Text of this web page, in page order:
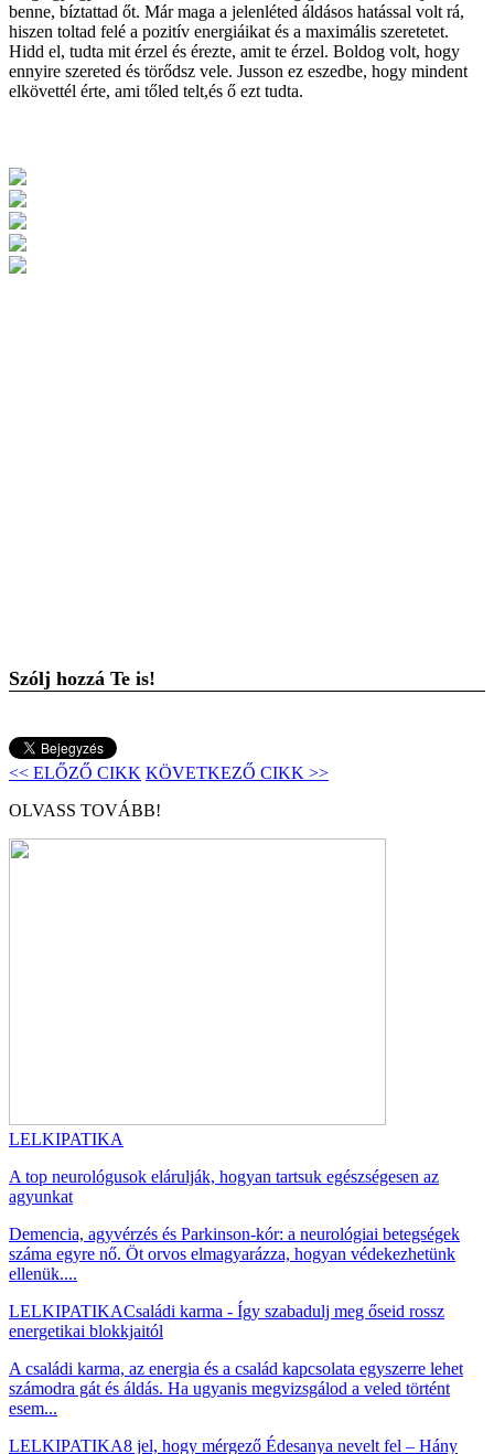
benne, bíztattad őt. Már maga a jelenléted áldásos hatással volt rá,
hiszen toltad felé a pozitív energiáikat és a maximális szeretetet.
Hidd el, tudta mit érzel és érezte, amit te érzel. Boldog volt, hogy
ennyire szereted és törődsz vele. Jusson ez eszedbe, hogy mindent
elkövettél érte, ami tőled telt,és ő ezt tudta.
Szólj hozzá Te is!
<< ELŐZŐ CIKK KÖVETKEZŐ CIKK >>
OLVASS TOVÁBB!
LELKIPATIKA
A top neurológusok elárulják, hogyan tartsuk egészségesen az
agyunkat
Demencia, agyvérzés és Parkinson-kór: a neurológiai betegségek
száma egyre nő. Öt orvos elmagyarázza, hogyan védekezhetünk
ellenük....
LELKIPATIKACsaládi karma - Így szabadulj meg őseid rossz
energetikai blokkjaitól
A családi karma, az energia és a család kapcsolata egyszerre lehet
számodra gát és áldás. Ha ugyanis megvizsgálod a veled történt
esem...
LELKIPATIKA8 jel, hogy mérgező Édesanya nevelt fel – Hány